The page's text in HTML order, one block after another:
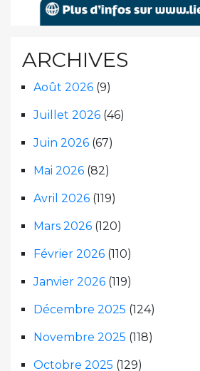
ARCHIVES
Août 2026 (9)
Juillet 2026 (46)
Juin 2026 (67)
Mai 2026 (82)
Avril 2026 (119)
Mars 2026 (120)
Février 2026 (110)
Janvier 2026 (119)
Décembre 2025 (124)
Novembre 2025 (118)
Octobre 2025 (129)